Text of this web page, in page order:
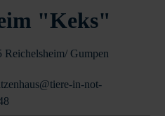
"Keks"
Gumpen
in-not-